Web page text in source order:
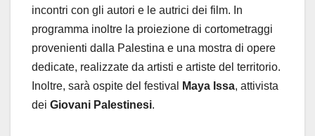
incontri con gli autori e le autrici dei film. In
programma inoltre la proiezione di cortometraggi
provenienti dalla Palestina e una mostra di opere
dedicate, realizzate da artisti e artiste del territorio.
Inoltre, sarà ospite del festival
Maya Issa, attivista
dei Giovani Palestinesi.